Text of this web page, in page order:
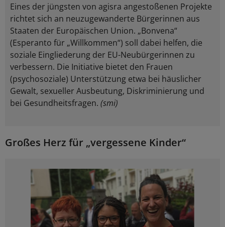
Eines der jüngsten von agisra angestoßenen Projekte
richtet sich an neuzugewanderte Bürgerinnen aus
Staaten der Europäischen Union. „Bonvena“
(Esperanto für „Willkommen“) soll dabei helfen, die
soziale Eingliederung der EU-Neubürgerinnen zu
verbessern. Die Initiative bietet den Frauen
(psychosoziale) Unterstützung etwa bei häuslicher
Gewalt, sexueller Ausbeutung, Diskriminierung und
bei Gesundheitsfragen. (smi)
Großes Herz für „vergessene Kinder“